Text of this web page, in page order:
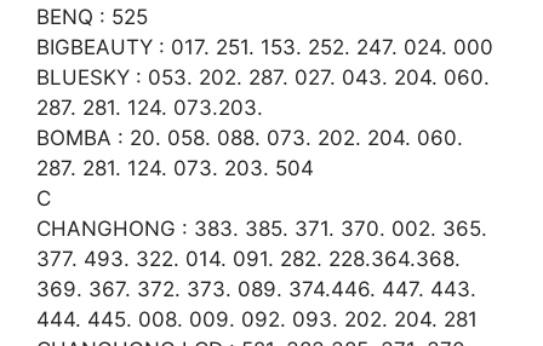
BENQ : 525
BIGBEAUTY : 017. 251. 153. 252. 247. 024. 000
BLUESKY : 053. 202. 287. 027. 043. 204. 060.
287. 281. 124. 073.203.
BOMBA : 20. 058. 088. 073. 202. 204. 060.
287. 281. 124. 073. 203. 504
C
CHANGHONG : 383. 385. 371. 370. 002. 365.
377. 493. 322. 014. 091. 282. 228.364.368.
369. 367. 372. 373. 089. 374.446. 447. 443.
444. 445. 008. 009. 092. 093. 202. 204. 281